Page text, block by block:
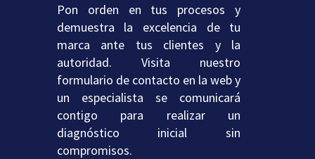
Pon orden en tus procesos y
demuestra la excelencia de tu
marca ante tus clientes y la
autoridad. Visita nuestro
formulario de contacto en la web y
un especialista se comunicará
contigo para realizar un
diagnóstico inicial sin
compromisos.